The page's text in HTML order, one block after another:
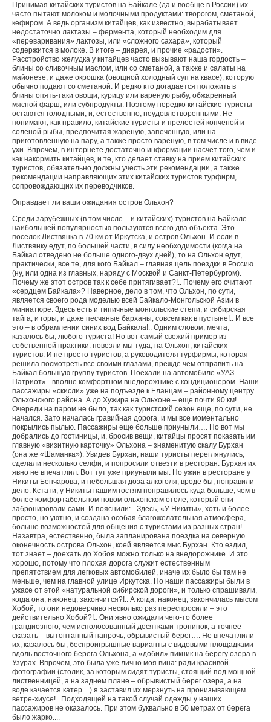
Принимая китайских туристов на Байкале (да и вообще в России) их
часто пытают молоком и молочными продуктами: творогом, сметаной,
кефиром. А ведь организм китайцев, как известно, вырабатывает
недостаточно лактазы – фермента, который необходим для
«переваривания» лактозы, или «сложного сахара», который
содержится в молоке. В итоге – диарея, и прочие «радости».
Расстройство желудка у китайцев часто вызывают наша гордость –
блины со сливочным маслом, или со сметаной, а также и салаты на
майонезе, и даже окрошка (овощной холодный суп на квасе), которую
обычно подают со сметаной. И редко кто догадается положить в
блины опять-таки овощи, курицу или вареную рыбу, обжаренный
мясной фарш, или субпродукты. Поэтому нередко китайские туристы
остаются голодными, и, естественно, неудовлетворенными. Не
понимают, как правило, китайские туристы и прелестей копченой и
соленой рыбы, предпочитая жареную, запеченную, или на
приготовленную на пару, а также просто вареную, в том числе и в виде
ухи. Впрочем, в интернете достаточно информации насчет того, чем и
как накормить китайцев, и те, кто делает ставку на прием китайских
туристов, обязательно должны учесть эти рекомендации, а также
рекомендации направляющих этих китайских туристов турфирм,
сопровождающих их переводчиков.
Оправдает ли ваши ожидания остров Ольхон?
Среди зарубежных (в том числе – и китайских) туристов на Байкале
наибольшей популярностью пользуются всего два объекта. Это
поселок Листвянка в 70 км от Иркутска, и остров Ольхон. И если в
Листвянку едут, по большей части, в силу необходимости (когда на
Байкал отведено не больше одного-двух дней), то на Ольхон едут,
практически, все те, для кого Байкал – главная цель поездки в Россию
(ну, или одна из главных, наряду с Москвой и Санкт-Петербургом).
Почему же этот остров так к себе притягивает?!.. Почему его считают
«сердцем Байкала»? Наверное, дело в том, что Ольхон, по сути,
является своего рода моделью всей Байкало-Монгольской Азии в
миниатюре. Здесь есть и типичные монгольские степи, и сибирская
тайга, и горы, и даже песчаные барханы, совсем как в пустыне!.. И все
это – в обрамлении синих вод Байкала!.. Одним словом, мечта,
казалось бы, любого туриста! Но вот самый свежий пример из
собственной практики: повезли мы туда, на Ольхон, китайских
туристов. И не просто туристов, а руководителя турфирмы, которая
решила посмотреть все своими глазами, прежде чем отправить на
Байкал большую группу туристов. Поехали на автомобиле «УАЗ-
Патриот» - вполне комфортном внедорожнике с кондиционером. Наши
пассажиры «скисли» уже на подъезде к Еланцам – районному центру
Ольхонского района. А до Хужира на Ольхоне – еще почти 90 км!
Очереди на паром не было, так как туристский сезон еще, по сути, не
начался. Зато началась гравийная дорога, и мы все моментально
покрылись пылью. Пассажиры еще больше приуныли…. Но вот мы
добрались до гостиницы, и, бросив вещи, китайцы просят показать им
главную «визитную карточку» Ольхона – знаменитую скалу Бурхан
(она же «Шаманка»). Увидев Бурхан, наши туристы переглянулись,
сделали несколько селфи, и попросили отвезти в ресторан. Бурхан их
явно не впечатлил. Вот тут уже приуныли мы. Но ужин в ресторане у
Никиты Бенчарова, и небольшая доза алкоголя, вроде бы, поправили
дело. Кстати, у Никиты нашим гостям понравилось куда больше, чем в
более комфортабельном новом ольхонском отеле, который они
забронировали сами. И пояснили: - Здесь, «У Никиты», хоть и более
просто, но уютно, и создана особая благожелательная атмосфера,
больше возможностей для общения с туристами из разных стран! -
Назавтра, естественно, была запланирована поездка на северную
оконечность острова Ольхон, коей является мыс Бурхан. Кто ездил,
тот знает – доехать до Хобоя можно только на внедорожнике. И это
хорошо, потому что плохая дорога служит естественным
препятствием для легковых автомобилей, иначе их было бы там не
меньше, чем на главной улице Иркутска. Но наши пассажиры были в
ужасе от этой «натуральной сибирской дороги», и только спрашивали,
когда она, наконец, закончится?!.. А когда, наконец, закончилась мысом
Хобой, то они недоверчиво несколько раз переспросили – это
действительно Хобой?!.. Они явно ожидали чего-то более
грандиозного, чем исполосованный десятками тропинок, а точнее
сказать – вытоптанный напрочь, обрывистый берег…. Не впечатлили
их, казалось бы, беспроигрышные варианты с видовыми площадками
вдоль восточного берега Ольхона, а «добил» пикник на берегу озера в
Узурах. Впрочем, это была уже лично моя вина: ради красивой
фотографии (столик, за которым сидят туристы, стоящий под мощной
лиственницей, а на заднем плане – обрывистый берег озера, а на
воде качается катер…) я заставил их мерзнуть на пронизывающем
ветре-хиусе!.. Подходящей на такой случай одежды у наших
пассажиров не оказалось. При этом буквально в 50 метрах от берега
было жарко....